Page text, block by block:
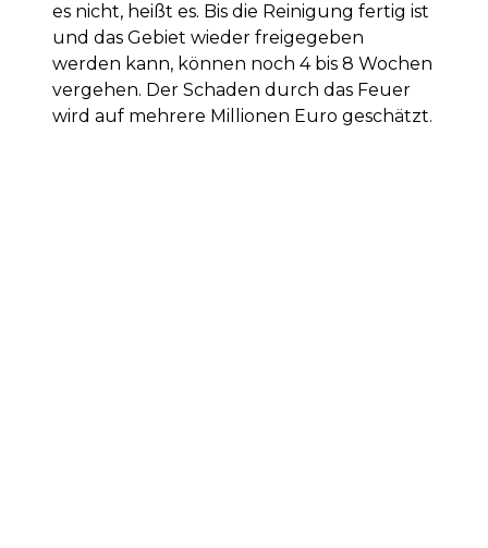
es nicht, heißt es. Bis die Reinigung fertig ist
und das Gebiet wieder freigegeben
werden kann, können noch 4 bis 8 Wochen
vergehen. Der Schaden durch das Feuer
wird auf mehrere Millionen Euro geschätzt.